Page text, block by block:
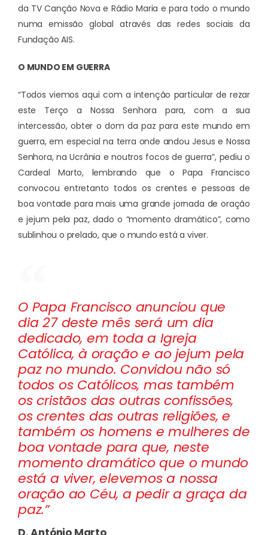
da TV Canção Nova e Rádio Maria e para todo o mundo
numa emissão global através das redes sociais da
Fundação AIS.
O MUNDO EM GUERRA
“Todos viemos aqui com a intenção particular de rezar
este Terço a Nossa Senhora para, com a sua
intercessão, obter o dom da paz para este mundo em
guerra, em especial na terra onde andou Jesus e Nossa
Senhora, na Ucrânia e noutros focos de guerra”, pediu o
Cardeal Marto, lembrando que o Papa Francisco
convocou entretanto todos os crentes e pessoas de
boa vontade para mais uma grande jornada de oração
e jejum pela paz, dado o “momento dramático”, como
sublinhou o prelado, que o mundo está a viver.
O Papa Francisco anunciou que
dia 27 deste mês será um dia
dedicado, em toda a Igreja
Católica, à oração e ao jejum pela
paz no mundo. Convidou não só
todos os Católicos, mas também
os cristãos das outras confissões,
os crentes das outras religiões, e
também os homens e mulheres de
boa vontade para que, neste
momento dramático que o mundo
está a viver, elevemos a nossa
oração ao Céu, a pedir a graça da
paz.”